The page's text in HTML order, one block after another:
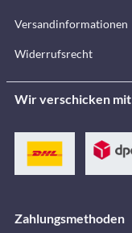
Versandinformationen
Widerrufsrecht
Wir verschicken mit
Zahlungsmethoden